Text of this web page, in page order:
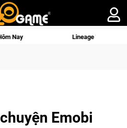
Quyền lực và tài phú sẽ về tay kẻ đoạt
Emobi